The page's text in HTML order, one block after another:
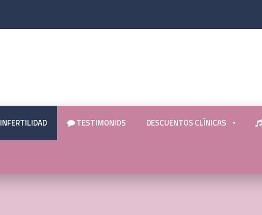
INFERTILIDAD TESTIMONIOS DESCUENTOS CLÍNICAS